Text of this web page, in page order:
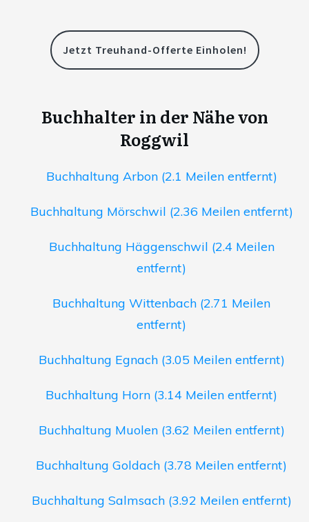
Jetzt Treuhand-Offerte Einholen!
Buchhalter in der Nähe von
Roggwil
Buchhaltung Arbon (2.1 Meilen entfernt)
Buchhaltung Mörschwil (2.36 Meilen entfernt)
Buchhaltung Häggenschwil (2.4 Meilen
entfernt)
Buchhaltung Wittenbach (2.71 Meilen
entfernt)
Buchhaltung Egnach (3.05 Meilen entfernt)
Buchhaltung Horn (3.14 Meilen entfernt)
Buchhaltung Muolen (3.62 Meilen entfernt)
Buchhaltung Goldach (3.78 Meilen entfernt)
Buchhaltung Salmsach (3.92 Meilen entfernt)